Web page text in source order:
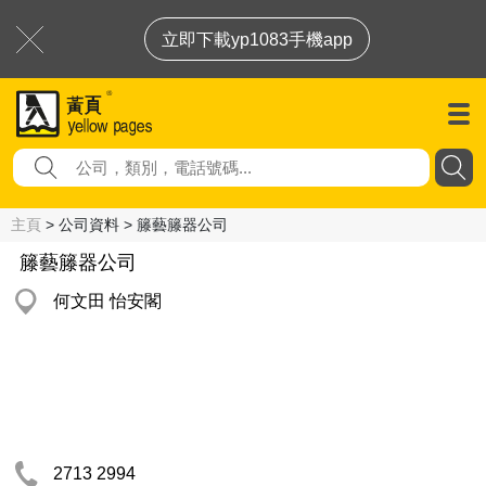
立即下載yp1083手機app
主頁 > 公司資料 > 籐藝籐器公司
籐藝籐器公司
何文田 怡安閣
2713 2994